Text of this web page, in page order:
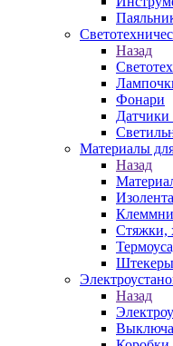
Назад
Фонари
Датчики
Материалы
Назад
Изолента
Стяжки,
Назад